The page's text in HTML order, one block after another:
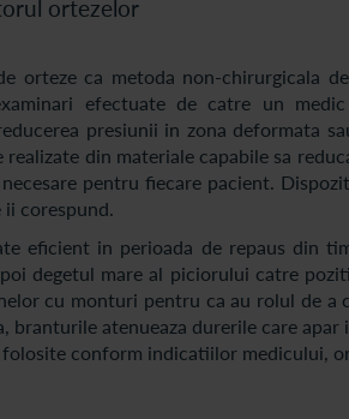
ortezelor
orteze ca metoda non-chirurgicala
efectuate de catre un
presiunii in zona deformata
din materiale capabile sa
pentru fiecare pacient.
corespund.
eficient in perioada de repaus din
degetul mare al piciorului catre
cu monturi pentru ca au rolul de a
branturile atenueaza durerile care
conform indicatiilor medicului,